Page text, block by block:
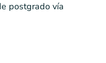
postgrado vía